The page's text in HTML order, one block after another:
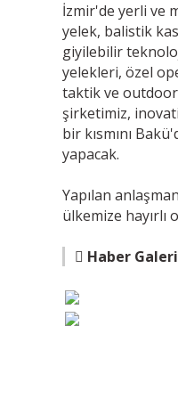
İzmir'de yerli ve
yelek, balistik
giyilebilir
yelekleri, özel
taktik ve
şirketimiz,
bir kısmını
yapacak.
Yapılan
ülkemize hayırlı
Haber